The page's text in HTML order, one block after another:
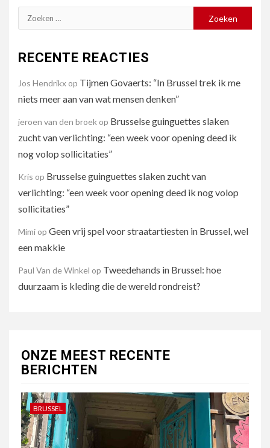
Zoeken
naar:
RECENTE REACTIES
Jos Hendrikx op Tijmen Govaerts: “In Brussel trek ik me
niets meer aan van wat mensen denken”
jeroen van den broek op Brusselse guinguettes slaken
zucht van verlichting: “een week voor opening deed ik
nog volop sollicitaties”
Kris op Brusselse guinguettes slaken zucht van
verlichting: “een week voor opening deed ik nog volop
sollicitaties”
Mimi op Geen vrij spel voor straatartiesten in Brussel, wel
een makkie
Paul Van de Winkel op Tweedehands in Brussel: hoe
duurzaam is kleding die de wereld rondreist?
ONZE MEEST RECENTE
BERICHTEN
BRUSSEL